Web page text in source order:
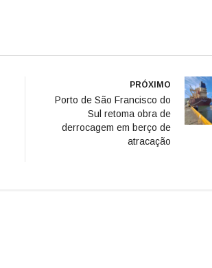
PRÓXIMO
Porto de São Francisco do
Sul retoma obra de
derrocagem em berço de
atracação